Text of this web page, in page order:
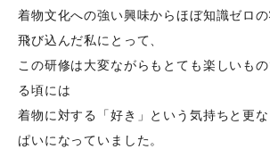
着物文化への強い興味からほぼ知識ゼロ
飛び込んだ私にとって、
この研修は大変ながらもとても楽しいも
る頃には
着物に対する「好き」という気持ちと更
ぱいになっていました。